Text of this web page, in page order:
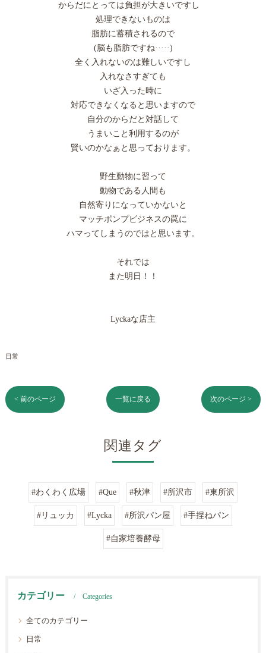
からだにとっては負担が大きいですし
処理できないものは
脂肪に蓄積されるので
(脳も脂肪ですね·····)
全く入れないのは難しいですし
入れなさすぎても
いざ入った時に
対応できなくなると思いますので
自分のからだと対話して
うまいこと利用するのが
賢いのかなぁと思っております。
野生動物に習って
動物である人間も
自然寄りになっていかないと
マッチポンプビジネスの罠に
ハマってしまうのではと思います。
それでは
また明日！！
Lyckaな店主
日常
< 前のページ 一覧に戻る 次のページ >
関連タグ
#わくわく広場 #Que #秋津 #所沢市 #東所沢
#リュッカ #Lycka #所沢パン屋 #手捏ねパン
#自家培養酵母
カテゴリー Categories
全てのカテゴリー
日常